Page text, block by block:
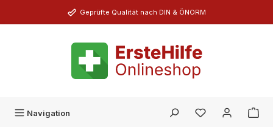
Zum Hauptinhalt springenGeprüfte Qualität nach DIN & ÖNORM
Navigation Du hast 0